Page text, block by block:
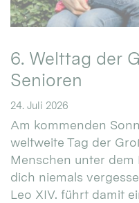
6. Welttag der
Senioren
24. Juli 2026
Am kommenden
weltweite Tag der
Menschen unter dem
dich niemals
Leo XIV. führt damit